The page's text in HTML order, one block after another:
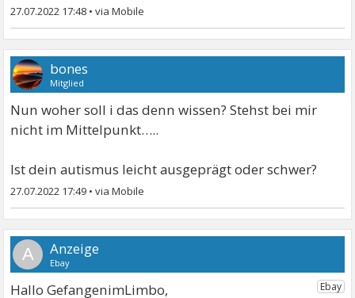
27.07.2022 17:48 •
bones
Mitglied
Nun woher soll i das denn wissen? Stehst bei mir
nicht im Mittelpunkt…..
Ist dein autismus leicht ausgeprägt oder schwer?
27.07.2022 17:49 •
A
Hallo GefangenimLimbo,